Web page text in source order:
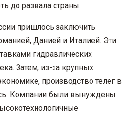
до развала страны.
пришлось заключить
Данией и Италией. Эти
гидравлических
Затем, из-за крупных
производство телег в
Компании были вынуждены